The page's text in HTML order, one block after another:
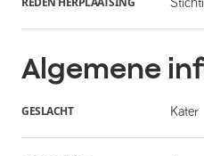
Algemene
GESLACHT Kater